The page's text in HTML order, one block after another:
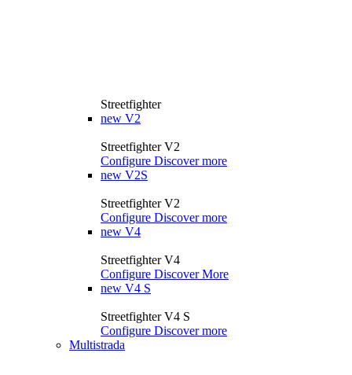
Streetfighter
new V2
Streetfighter V2
Configure Discover more
new V2S
Streetfighter V2
Configure Discover more
new V4
Streetfighter V4
Configure Discover More
new V4 S
Streetfighter V4 S
Configure Discover more
Multistrada